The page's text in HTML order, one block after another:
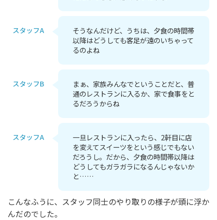
スタッフA
そうなんだけど、うちは、夕食の時間帯
以降はどうしても客足が遠のいちゃって
るのよね
スタッフB
まぁ、家族みんなでということだと、普
通のレストランに入るか、家で食事をと
るだろうからね
スタッフA
一旦レストランに入ったら、2軒目に店
を変えてスイーツをという感じでもない
だろうし。だから、夕食の時間帯以降は
どうしてもガラガラになるんじゃないか
と……
こんなふうに、スタッフ同士のやり取りの様子が頭に浮か
んだのでした。